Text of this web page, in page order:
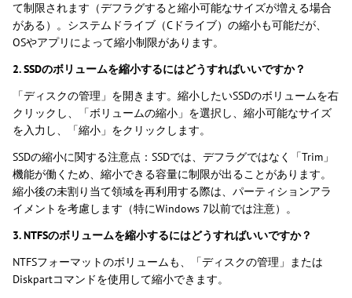
て制限されます（デフラグすると縮小可能なサイズが増える場合
がある）。システムドライブ（Cドライブ）の縮小も可能だが、
OSやアプリによって縮小制限があります。
2. SSDのボリュームを縮小するにはどうすればいいですか？
「ディスクの管理」を開きます。縮小したいSSDのボリュームを右
クリックし、「ボリュームの縮小」を選択し、縮小可能なサイズ
を入力し、「縮小」をクリックします。
SSDの縮小に関する注意点：SSDでは、デフラグではなく「Trim」
機能が働くため、縮小できる容量に制限が出ることがあります。
縮小後の未割り当て領域を再利用する際は、パーティションアラ
イメントを考慮します（特にWindows 7以前では注意）。
3. NTFSのボリュームを縮小するにはどうすればいいですか？
NTFSフォーマットのボリュームも、「ディスクの管理」または
Diskpartコマンドを使用して縮小できます。